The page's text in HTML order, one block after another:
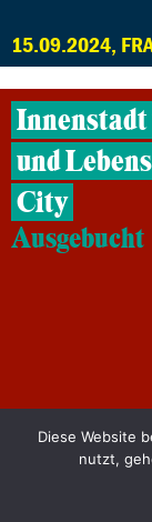
15.09.2024,
und
City
Ausgebucht
06.09.2024,
Diese Website
nutzt,